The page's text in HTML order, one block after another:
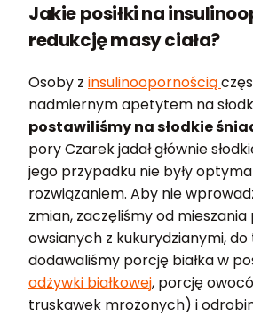
Jakie posiłki na
redukcję masy ciała?
Osoby z insulinoopornością
nadmiernym apetytem na
postawiliśmy na słodkie
pory Czarek jadał głównie
jego przypadku nie były
rozwiązaniem. Aby nie
zmian, zaczęliśmy od mieszania
owsianych z kukurydzianymi,
dodawaliśmy porcję białka w
odżywki białkowej, porcję
truskawek mrożonych) i